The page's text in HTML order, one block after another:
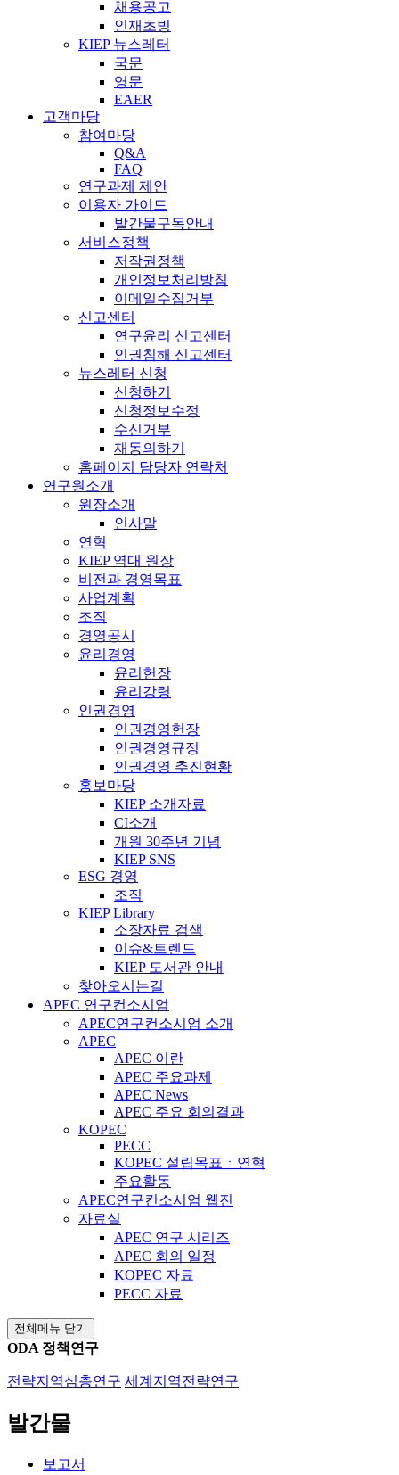
채용공고
인재초빙
KIEP 뉴스레터
국문
영문
EAER
고객마당
참여마당
Q&A
FAQ
연구과제 제안
이용자 가이드
발간물구독안내
서비스정책
저작권정책
개인정보처리방침
이메일수집거부
신고센터
연구윤리 신고센터
인권침해 신고센터
뉴스레터 신청
신청하기
신청정보수정
수신거부
재동의하기
홈페이지 담당자 연락처
연구원소개
원장소개
인사말
연혁
KIEP 역대 원장
비전과 경영목표
사업계획
조직
경영공시
윤리경영
윤리헌장
윤리강령
인권경영
인권경영헌장
인권경영규정
인권경영 추진현황
홍보마당
KIEP 소개자료
CI소개
개원 30주년 기념
KIEP SNS
ESG 경영
조직
KIEP Library
소장자료 검색
이슈&트렌드
KIEP 도서관 안내
찾아오시는길
APEC 연구컨소시엄
APEC연구컨소시엄 소개
APEC
APEC 이란
APEC 주요과제
APEC News
APEC 주요 회의결과
KOPEC
PECC
KOPEC 설립목표ㆍ연혁
주요활동
APEC연구컨소시엄 웹진
자료실
APEC 연구 시리즈
APEC 회의 일정
KOPEC 자료
PECC 자료
전체메뉴 닫기
ODA 정책연구
전략지역심층연구 세계지역전략연구
발간물
보고서